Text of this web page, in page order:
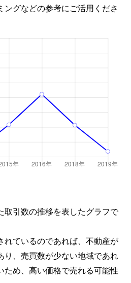
グなどの参考にご活用くださ
取引数の推移を表したグラフで
れているのであれば、不動産が
り、売買数が少ない地域であれ
ため、高い価格で売れる可能性